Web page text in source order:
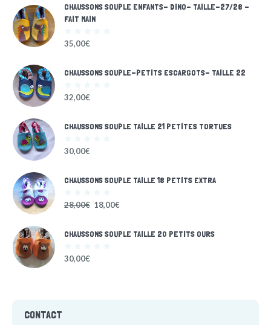
CHAUSSONS SOUPLE ENFANTS- DINO- TAILLE-27/28 -
FAIT MAIN
35,00€
CHAUSSONS SOUPLE-PETITS ESCARGOTS- TAILLE 22
32,00€
CHAUSSONS SOUPLE TAILLE 21 PETITES TORTUES
30,00€
CHAUSSONS SOUPLE TAILLE 18 PETITS EXTRA
28,00€ 18,00€
CHAUSSONS SOUPLE TAILLE 20 PETITS OURS
30,00€
CONTACT